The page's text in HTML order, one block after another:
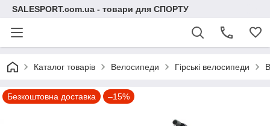
SALESPORT.com.ua - товари для СПОРТУ
Каталог товарів Велосипеди Гірські велосипеди
Безкоштовна доставка –15%